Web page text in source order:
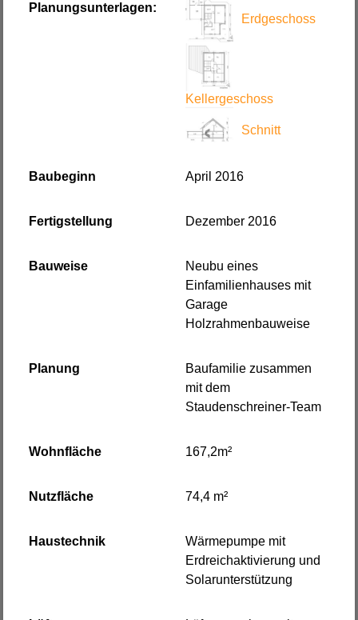
Planungsunterlagen:
Erdgeschoss
Kellergeschoss
Schnitt
Baubeginn April 2016
Fertigstellung Dezember 2016
Bauweise
Neubu eines
Einfamilienhauses mit
Garage
Holzrahmenbauweise
Planung
Baufamilie zusammen
mit dem
Staudenschreiner-Team
Wohnfläche 167,2m²
Nutzfläche 74,4 m²
Haustechnik
Wärmepumpe mit
Erdreichaktivierung und
Solarunterstützung